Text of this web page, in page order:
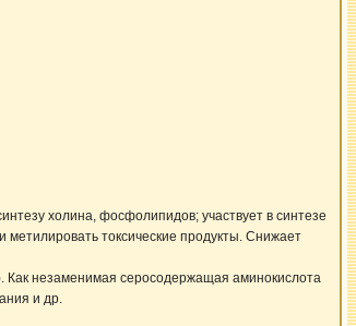
холина, фосфолипидов; участвует в синтезе
токсические продукты. Снижает
Как незаменимая серосодержащая аминокислота
и др.